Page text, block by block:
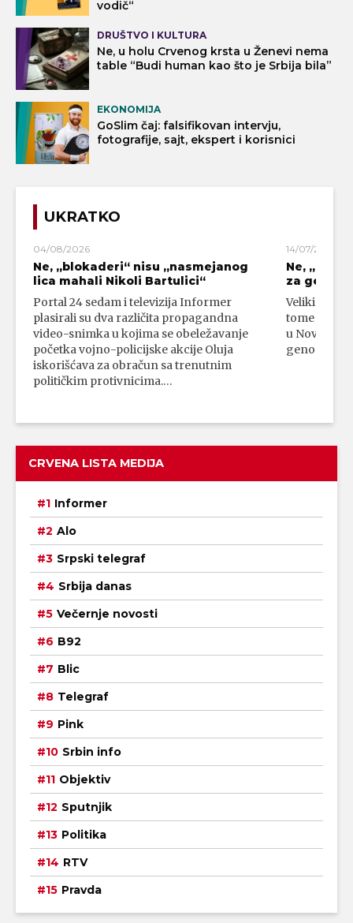
vodič“
DRUŠTVO I KULTURA
Ne, u holu Crvenog krsta u Ženevi nema
table “Budi human kao što je Srbija bila”
EKONOMIJA
GoSlim čaj: falsifikovan intervju,
fotografije, sajt, ekspert i korisnici
UKRATKO
04/08/2026
Ne, „blokaderi“ nisu „nasmejanog
lica mahali Nikoli Bartulici“
Portal 24 sedam i televizija Informer
plasirali su dva različita propagandna
video-snimka u kojima se obeležavanje
početka vojno-policijske akcije Oluja
iskorišćava za obračun sa trenutnim
političkim protivnicima.…
14/07/2026
Ne,
za
Veliki broj
tome da su
u Novom
genocidni
CRVENA LISTA MEDIJA
Informer
Alo
Srpski telegraf
Srbija danas
Večernje novosti
B92
Blic
Telegraf
Pink
Srbin info
Objektiv
Sputnjik
Politika
RTV
Pravda